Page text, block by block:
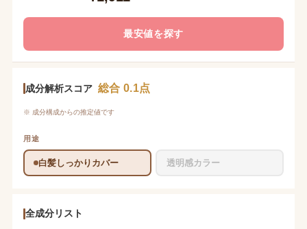
最安値を探す
成分解析スコア 総合 0.1点
※ 成分構成からの推定値です
用途
白髪しっかりカバー 透明感カラー
全成分リスト